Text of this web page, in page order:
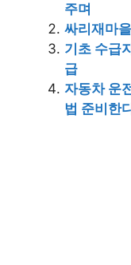
주며
싸리재마
기초 수급
급
자동차 운
법 준비한